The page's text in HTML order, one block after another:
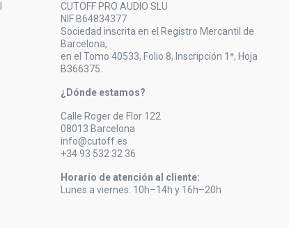
CUTOFF PRO AUDIO SLU
NIF B64834377
Sociedad inscrita en el Registro Mercantil de
Barcelona,
en el Tomo 40533, Folio 8, Inscripción 1ª, Hoja
B366375.
¿Dónde estamos?
Calle Roger de Flor 122
08013 Barcelona
info@cutoff.es
+34 93 532 32 36
Horario de atención al cliente:
Lunes a viernes: 10h–14h y 16h–20h